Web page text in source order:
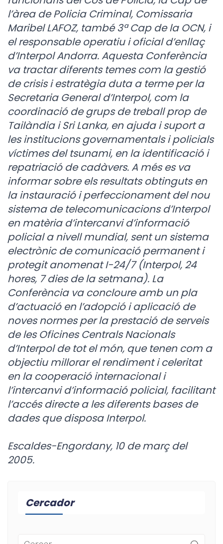
l’àrea de Policia Criminal, Comissaria
Maribel LAFOZ, també 3ª Cap de la OCN, i
el responsable operatiu i oficial d’enllaç
d’Interpol Andorra. Aquesta Conferència
va tractar diferents temes com la gestió
de crisis i estratègia duta a terme per la
Secretaria General d’Interpol, com la
coordinació de grups de treball prop de
Tailàndia i Sri Lanka, en ajuda i suport a
les institucions governamentals i policials
víctimes del tsunami, en la identificació i
repatriació de cadàvers. A més es va
informar sobre els resultats obtinguts en
la instauració i perfeccionament del nou
sistema de telecomunicacions d’Interpol
en matèria d’intercanvi d’informació
policial a nivell mundial, sent un sistema
electrònic de comunicació permanent i
protegit anomenat I-24/7 (Interpol, 24
hores, 7 dies de la setmana). La
Conferència va concloure amb un pla
d’actuació en l’adopció i aplicació de
noves normes per la prestació de serveis
de les Oficines Centrals Nacionals
d’Interpol de tot el món, que tenen com a
objectiu millorar el rendiment i celeritat
en la cooperació internacional i
l’intercanvi d’informació policial, facilitant
l’accés directe a les diferents bases de
dades que disposa Interpol.
Escaldes-Engordany, 10 de març del
2005.
Cercador